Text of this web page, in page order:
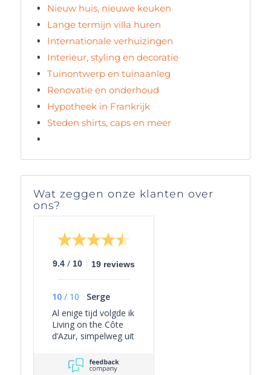
Nieuw huis, nieuwe keuken
Lange termijn villa huren
Internationale verhuizingen
Interieur, styling en decoratie
Tuinontwerp en tuinaanleg
Renovatie en onderhoud
Hypotheek in Frankrijk
Steden shirts, caps en meer
Wat zeggen onze klanten over
ons?
9.4 / 10 19 reviews
10 / 10
Serge
Al enige tijd volgde ik
Living on the Côte
d’Azur, simpelweg uit
interesse, omdat het
een overzichtelijk